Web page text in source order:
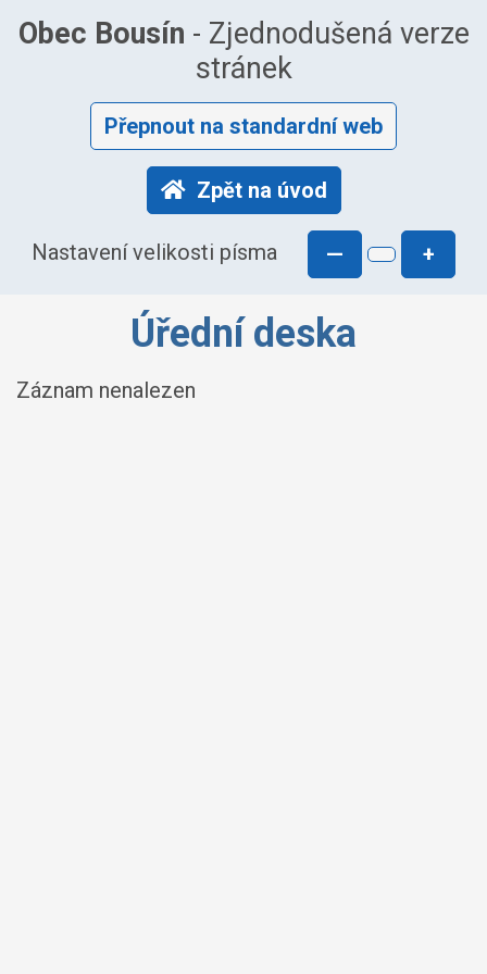
Obec Bousín - Zjednodušená verze
stránek
Přepnout na standardní web
Zpět na úvod
Nastavení velikosti písma — +
Úřední deska
Záznam nenalezen